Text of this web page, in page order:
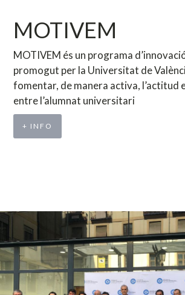
MOTIVEM
MOTIVEM és un programa
promogut per la Universitat de
fomentar, de manera activa, l’actitud
entre l’alumnat universitari
+ INFO